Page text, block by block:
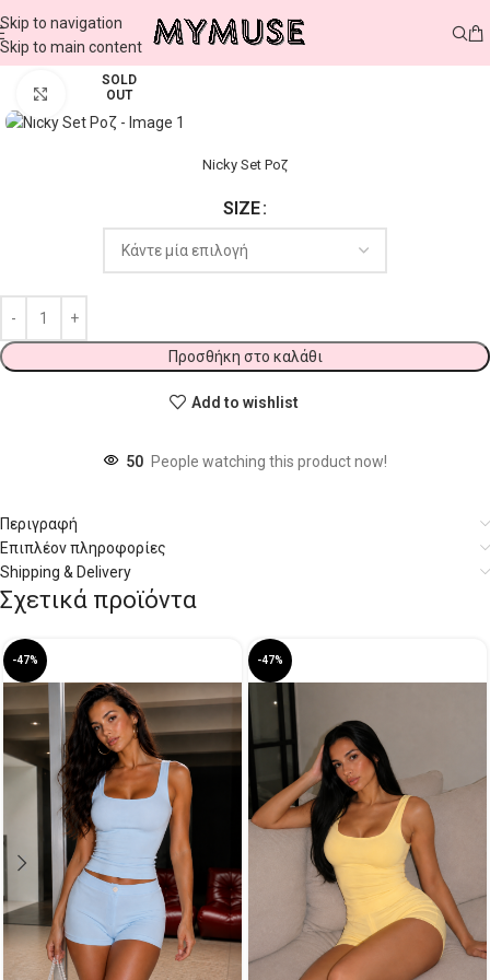
Skip to navigation
Skip to main content
SOLD
OUT
Click to enlarge
Nicky Set Ροζ
SIZE
Προσθήκη στο καλάθι
Add to wishlist
50 People watching this product now!
Περιγραφή
Επιπλέον πληροφορίες
Shipping & Delivery
Σχετικά προϊόντα
-47% -47%